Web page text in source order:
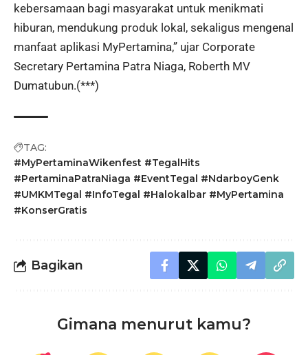
kebersamaan bagi masyarakat untuk menikmati
hiburan, mendukung produk lokal, sekaligus mengenal
manfaat aplikasi MyPertamina,” ujar Corporate
Secretary Pertamina Patra Niaga, Roberth MV
Dumatubun.(***)
TAG:
#MyPertaminaWikenfest #TegalHits
#PertaminaPatraNiaga #EventTegal #NdarboyGenk
#UMKMTegal #InfoTegal #Halokalbar #MyPertamina
#KonserGratis
Bagikan
Gimana menurut kamu?